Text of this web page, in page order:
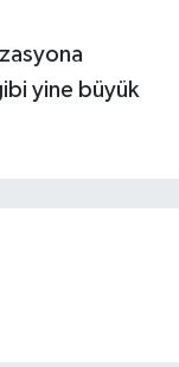
yine büyük